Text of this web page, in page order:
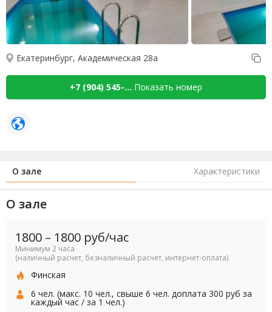
Екатеринбург, Академическая 28а
+7 (904) 545-... Показать номер
О зале Характеристики
О зале
1800 – 1800 руб/час
Минимум 2 часа
(наличный расчет, безналичный расчет, интернет-оплата)
Финская
6 чел. (макс. 10 чел., свыше 6 чел. доплата 300 руб за
каждый час / за 1 чел.)